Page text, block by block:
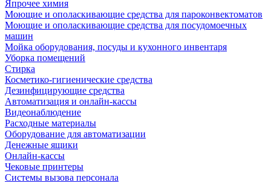
Япрочее химия
Моющие и ополаскивающие средства для пароконвектоматов
Моющие и ополаскивающие средства для посудомоечных
машин
Мойка оборудования, посуды и кухонного инвентаря
Уборка помещений
Стирка
Косметико-гигиенические средства
Дезинфицирующие средства
Автоматизация и онлайн-кассы
Видеонаблюдение
Расходные материалы
Оборудование для автоматизации
Денежные ящики
Онлайн-кассы
Чековые принтеры
Системы вызова персонала